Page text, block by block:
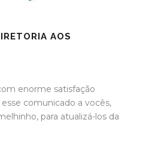
AOS
enorme satisfação
comunicado a vocês,
para atualizá-los da